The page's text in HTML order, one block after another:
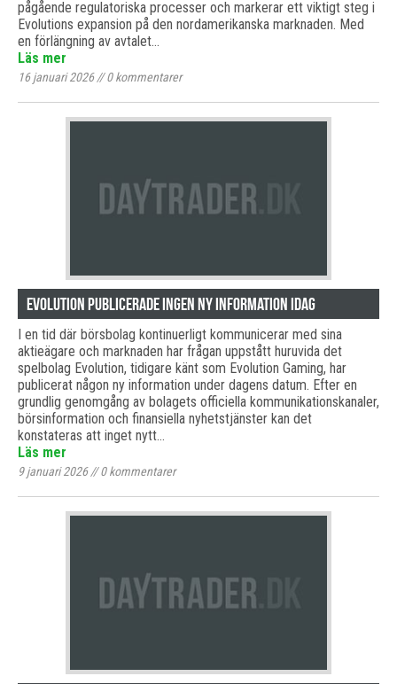
pågående regulatoriska processer och markerar ett viktigt steg i
Evolutions expansion på den nordamerikanska marknaden. Med
en förlängning av avtalet…
Läs mer
16 januari 2026//0kommentarer
Evolution publicerade ingen ny information idag
I en tid där börsbolag kontinuerligt kommunicerar med sina
aktieägare och marknaden har frågan uppstått huruvida det
spelbolag Evolution, tidigare känt som Evolution Gaming, har
publicerat någon ny information under dagens datum. Efter en
grundlig genomgång av bolagets officiella kommunikationskanaler,
börsinformation och finansiella nyhetstjänster kan det
konstateras att inget nytt…
Läs mer
9 januari 2026//0kommentarer